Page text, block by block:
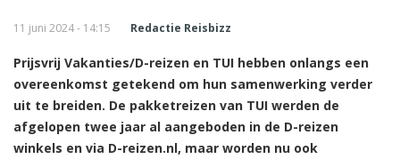
11 juni 2024 - 14:15 Redactie Reisbizz
Prijsvrij Vakanties/D-reizen en TUI hebben onlangs een
overeenkomst getekend om hun samenwerking verder
uit te breiden. De pakketreizen van TUI werden de
afgelopen twee jaar al aangeboden in de D-reizen
winkels en via D-reizen.nl, maar worden nu ook